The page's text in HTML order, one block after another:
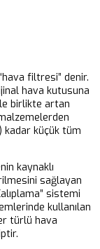
filtresi” denir.
hava kutusuna
birlikte artan
kadar küçük tüm
kaynaklı
sağlayan
sistemi
kullanılan
türlü hava